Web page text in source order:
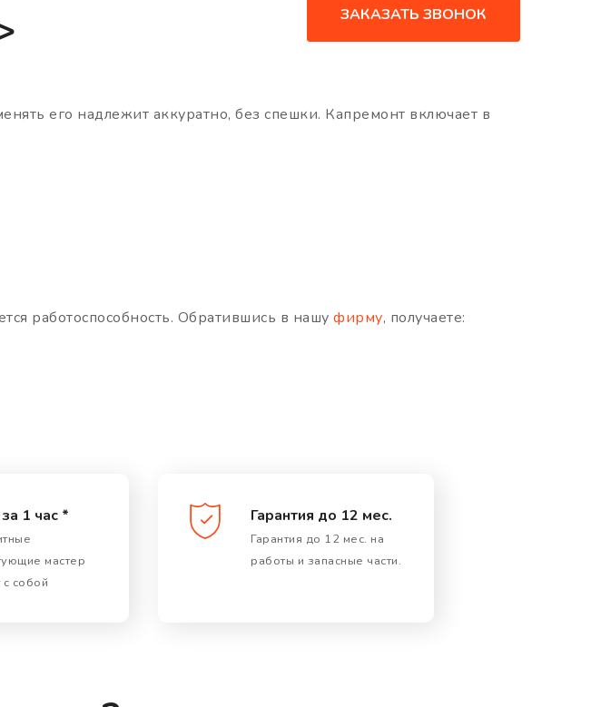
ЗАКАЗАТЬ ЗВОНОК
его надлежит аккуратно, без спешки. Капремонт включает в
работоспособность. Обратившись в нашу фирму, получаете:
1 час *
мастер
с собой
Гарантия до 12 мес.
Гарантия до 12 мес. на
работы и запасные части.